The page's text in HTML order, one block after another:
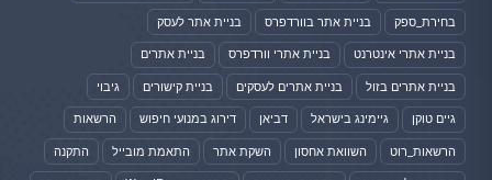
בחירת_ספק בניית אתר בוורדפרס בניית אתר לעסק
בניית אתרי אינטרנט בניית אתרי וורדפרס בניית אתרים
בניית אתרים בזול בניית אתרים לעסקים בניית קישורים גיבוי
גיים טוקן גיימינג בישראל דביאן דירוג במנועי חיפוש הרשאות
הרשאות_רוט השוואת אחסון השקת אתר התאמת מובייל התקנה